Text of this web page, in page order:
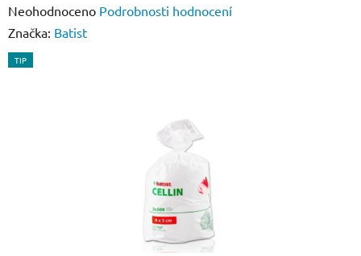
Průměrné
hodnocení
produktu
Neohodnoceno Podrobnosti hodnocení
Značka: Batist
TIP